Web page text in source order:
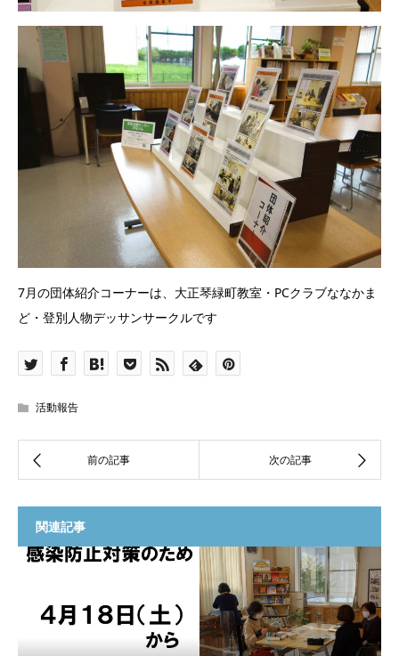
7月の団体紹介コーナーは、大正琴緑町教室・PCクラブななかま
ど・登別人物デッサンサークルです
活動報告
関連記事